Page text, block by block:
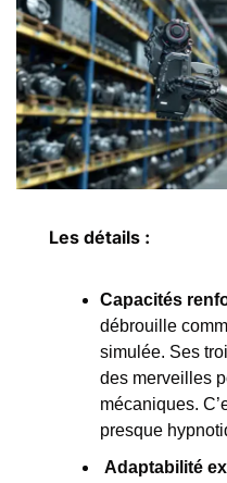
Les détails :
Capacités
débrouille
simulée. Ses
des merveilles
mécaniques.
presque
Adaptabilité